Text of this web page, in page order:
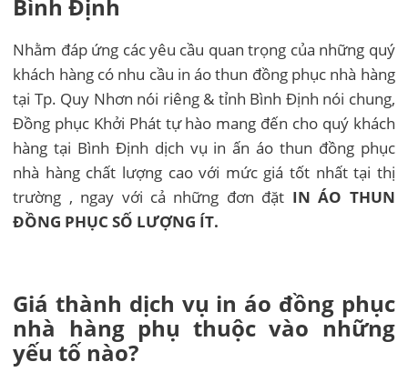
Bình Định
Nhằm đáp ứng các yêu cầu quan trọng của những quý
khách hàng có nhu cầu in áo thun đồng phục nhà hàng
tại Tp. Quy Nhơn nói riêng & tỉnh Bình Định nói chung,
Đồng phục Khởi Phát tự hào mang đến cho quý khách
hàng tại Bình Định dịch vụ in ấn áo thun đồng phục
nhà hàng chất lượng cao với mức giá tốt nhất tại thị
trường , ngay với cả những đơn đặt IN ÁO THUN
ĐỒNG PHỤC SỐ LƯỢNG ÍT.
Giá thành dịch vụ in áo đồng phục
nhà hàng phụ thuộc vào những
yếu tố nào?